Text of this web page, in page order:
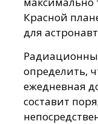
Красной
для
определить,
ежедневная
составит